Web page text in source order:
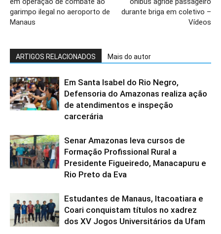
garimpo ilegal no aeroporto de
Manaus
durante briga em coletivo –
Vídeos
ARTIGOS RELACIONADOS Mais do autor
Em Santa Isabel do Rio Negro,
Defensoria do Amazonas realiza ação
de atendimentos e inspeção
carcerária
Senar Amazonas leva cursos de
Formação Profissional Rural a
Presidente Figueiredo, Manacapuru e
Rio Preto da Eva
Estudantes de Manaus, Itacoatiara e
Coari conquistam títulos no xadrez
dos XV Jogos Universitários da Ufam